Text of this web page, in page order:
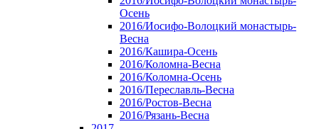
Осень
2016/Иосифо-Волоцкий монастырь-
Весна
2016/Кашира-Осень
2016/Коломна-Весна
2016/Коломна-Осень
2016/Переславль-Весна
2016/Ростов-Весна
2016/Рязань-Весна